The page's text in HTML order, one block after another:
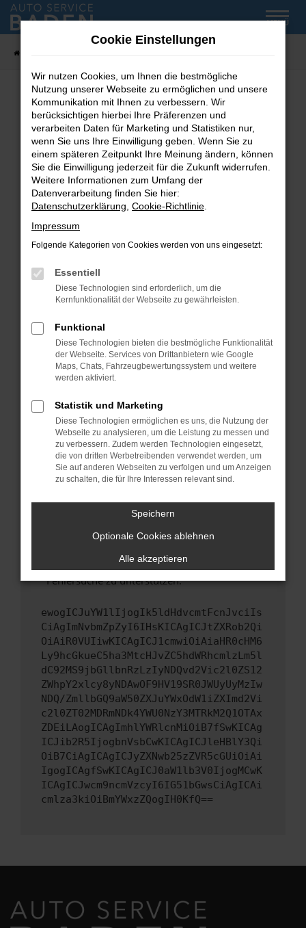
Zum
Hauptinhalt
MENÜ
Fehler: Network Error
Beim Laden ist ein Fehler aufgetreten.
Hier sind ein paar Tipps, die dir helfen können:
Überprüfe deine Firewall und deine
Internetverbindung.
Laden andere Webseiten, zum Beispiel deine
Suchmaschine?
Prüfe deine Browsererweiterungen.
können das Laden bestimmter Seiten
verhindern. Funktioniert die Seite in einem
Fenster?
Starte dein Gerät neu.
Das kann manchmal helfen, vorübergehende
Probleme zu beheben.
Betriebssystem auf dem neuesten Stand
sind.
Veraltete Software birgt nicht nur ein
Sicherheitsrisiko, sondern kann auch dazu
führen, dass bestimmte Funktionen nicht mehr
unterstützt werden.
Wende dich an den Webseitenbetreiber.
Wenn du alle oben genannten Schritte versucht
hast, kontaktiere uns bitte. Wir werden
uns diesen Text schicken, um uns bei der
Fehlersuche zu unterstützen:
ewogICJuYW1lIjogIk5ldHdvcmtFcnJvciIs
CiAgImNvbmZpZyI6IHsKICAgICJtZXRob2Qi
OiAiR0VUIiwKICAgICJ1cmwiOiAiaHR0cHM6
Ly9hcGkueC5ha3MtcHJvZC5hdWRhcmlzLm5l
dC92MS9jbGllbnRzLzIyNDQvd2Vic2l0ZS12
ZWhpY2xlcy8yNDAwOF9HV19SR0JWUyUyMzIw
NDQ/ZmllbGQ9aW50ZXJuYWxOdW1iZXImd2Vi
c2l0ZT02MDRmNDk4YWU0NzY3MTRkM2Q1OTAx
ZDEiLAogICAgImhlYWRlcnMiOiB7fSwKICAg
ICJib2R5IjogbnVsbCwKICAgICJleHBlY3Qi
OiB7CiAgICAgICJyZXNwb25zZVR5cGUiOiAi
IgogICAgfSwKICAgICJ0aW1lb3V0IjogMCwK
ICAgICJwcm9ncmVzcyI6IG51bGwsCiAgICAi
cmlza3kiOiBmYWxzZQogIH0KfQ==
Cookie Einstellungen
Wir nutzen Cookies, um Ihnen die bestmögliche
Nutzung unserer Webseite zu ermöglichen und unsere
Kommunikation mit Ihnen zu verbessern. Wir
berücksichtigen hierbei Ihre Präferenzen und
verarbeiten Daten für Marketing und Statistiken nur,
wenn Sie uns Ihre Einwilligung geben. Wenn Sie zu
einem späteren Zeitpunkt Ihre Meinung ändern, können
Sie die Einwilligung jederzeit für die Zukunft widerrufen.
Weitere Informationen zum Umfang der
Datenverarbeitung finden Sie hier:
Datenschutzerklärung Cookie-Richtlinie
Impressum
Folgende Kategorien von Cookies werden von uns eingesetzt:
Essentiell
Diese Technologien sind erforderlich, um die
Kernfunktionalität der Webseite zu gewährleisten.
Funktional
Diese Technologien bieten die bestmögliche Funktionalität
der Webseite. Services von Drittanbietern wie Google
Maps, Chats, Fahrzeugbewertungssystem und weitere
werden aktiviert.
Statistik und Marketing
Diese Technologien ermöglichen es uns, die Nutzung der
Webseite zu analysieren, um die Leistung zu messen und
zu verbessern. Zudem werden Technologien eingesetzt,
die von dritten Werbetreibenden verwendet werden, um
Sie auf anderen Webseiten zu verfolgen und um Anzeigen
zu schalten, die für Ihre Interessen relevant sind.
Speichern
Optionale Cookies ablehnen
Alle akzeptieren